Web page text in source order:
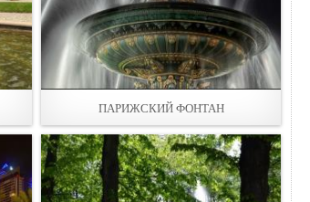
ПАРИЖСКИЙ ФОНТАН